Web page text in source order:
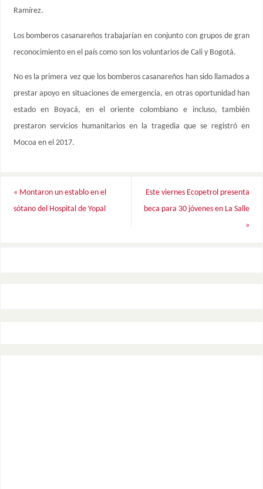
Ramírez.
Los bomberos casanareños trabajarían en conjunto con grupos de gran
reconocimiento en el país como son los voluntarios de Cali y Bogotá.
No es la primera vez que los bomberos casanareños han sido llamados a
prestar apoyo en situaciones de emergencia, en otras oportunidad han
estado en Boyacá, en el oriente colombiano e incluso, también
prestaron servicios humanitarios en la tragedia que se registró en
Mocoa en el 2017.
« Montaron un establo en el
sótano del Hospital de Yopal
Este viernes Ecopetrol presenta
beca para 30 jóvenes en La Salle
»